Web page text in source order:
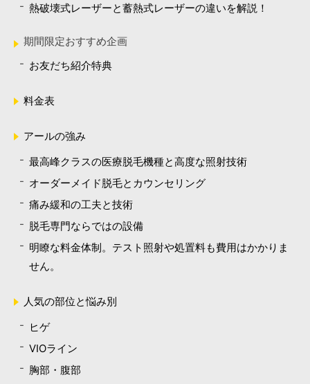
熱破壊式レーザーと蓄熱式レーザーの違いを解説！
期間限定おすすめ企画
お友だち紹介特典
料金表
アールの強み
最高峰クラスの医療脱毛機種と高度な照射技術
オーダーメイド脱毛とカウンセリング
痛み緩和の工夫と技術
脱毛専門ならではの設備
明瞭な料金体制。テスト照射や処置料も費用はかかりま
せん。
人気の部位と悩み別
ヒゲ
VIOライン
胸部・腹部